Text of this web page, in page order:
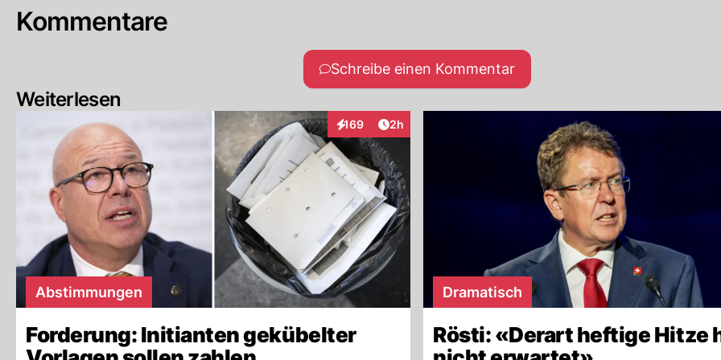
Kommentare
Schreibe einen Kommentar
Weiterlesen
169
InteraktionenArtikel veröffentlicht:
2h
Abstimmungen
Forderung: Initianten gekübelter
Dramatisch
Rösti: «Derart heftige Hitze